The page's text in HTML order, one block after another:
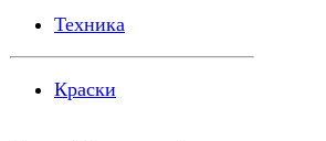
Техника
Краски